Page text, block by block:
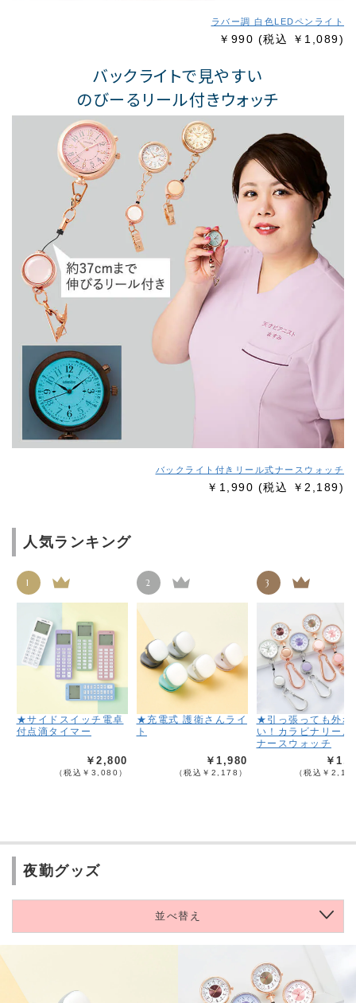
ラバー調 白色LEDペンライト
￥990 (税込 ￥1,089)
バックライトで見やすい
のびーるリール付きウォッチ
バックライト付きリール式ナースウォッチ
￥1,990 (税込 ￥2,189)
人気ランキング
1
★サイドスイッチ電卓
付点滴タイマー
￥2,800
（税込￥3,080）
2
★充電式 護衛さんライ
ト
￥1,980
（税込￥2,178）
3
★引っ張っても外れ
い！カラビナリール
ナースウォッチ
￥
（税込￥
夜勤グッズ
並べ替え